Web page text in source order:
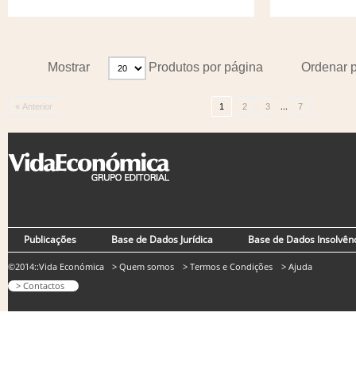
Ordenar
Mostrar Produtos por página
« Anterior 1 2 3 ... 7
Publicações Base de Dados Jurídica Base de Dados
©2014::Vida Económica
> Contactos
> Quem somos > Termos e Condições > Ajuda